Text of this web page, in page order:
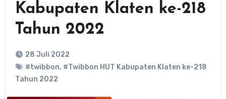
Kabupaten Klaten ke-218
Tahun 2022
28 Juli 2022
#twibbon, #Twibbon HUT Kabupaten Klaten ke-218
Tahun 2022